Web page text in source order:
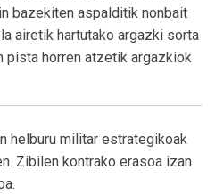
bazekiten aspalditik nonbait
airetik hartutako argazki sorta
pista horren atzetik argazkiok
helburu militar estrategikoak
Zibilen kontrako erasoa izan